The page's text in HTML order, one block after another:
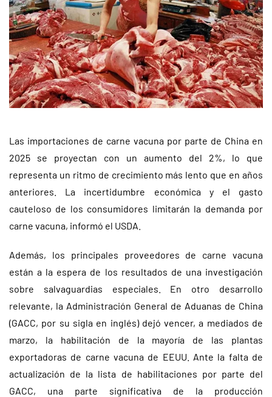
Las importaciones de carne vacuna por parte de China en
2025 se proyectan con un aumento del 2%, lo que
representa un ritmo de crecimiento más lento que en años
anteriores. La incertidumbre económica y el gasto
cauteloso de los consumidores limitarán la demanda por
carne vacuna, informó el USDA.
Además, los principales proveedores de carne vacuna
están a la espera de los resultados de una investigación
sobre salvaguardias especiales. En otro desarrollo
relevante, la Administración General de Aduanas de China
(GACC, por su sigla en inglés) dejó vencer, a mediados de
marzo, la habilitación de la mayoría de las plantas
exportadoras de carne vacuna de EEUU. Ante la falta de
actualización de la lista de habilitaciones por parte del
GACC, una parte significativa de la producción